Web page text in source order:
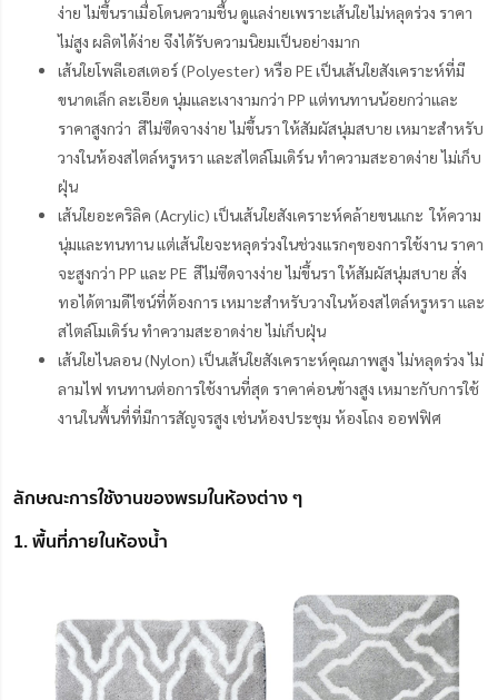
ง่าย ไม่ขึ้นราเมื่อโดนความชื้น ดูแลง่ายเพราะเส้นใยไม่หลุดร่วง ราคา
ไม่สูง ผลิตได้ง่าย จึงได้รับความนิยมเป็นอย่างมาก
เส้นใยโพลีเอสเตอร์ (Polyester) หรือ PE เป็นเส้นใยสังเคราะห์ที่มี
ขนาดเล็ก ละเอียด นุ่มและเงางามกว่า PP แต่ทนทานน้อยกว่าและ
ราคาสูงกว่า สีไม่ซีดจางง่าย ไม่ขึ้นรา ให้สัมผัสนุ่มสบาย เหมาะสำหรับ
วางในห้องสไตล์หรูหรา และสไตล์โมเดิร์น ทำความสะอาดง่าย ไม่เก็บ
ฝุ่น
เส้นใยอะคริลิค (Acrylic) เป็นเส้นใยสังเคราะห์คล้ายขนแกะ ให้ความ
นุ่มและทนทาน แต่เส้นใยจะหลุดร่วงในช่วงแรกๆของการใช้งาน ราคา
จะสูงกว่า PP และ PE สีไม่ซีดจางง่าย ไม่ขึ้นรา ให้สัมผัสนุ่มสบาย สั่ง
ทอได้ตามดีไซน์ที่ต้องการ เหมาะสำหรับวางในห้องสไตล์หรูหรา และ
สไตล์โมเดิร์น ทำความสะอาดง่าย ไม่เก็บฝุ่น
เส้นใยไนลอน (Nylon) เป็นเส้นใยสังเคราะห์คุณภาพสูง ไม่หลุดร่วง ไม่
ลามไฟ ทนทานต่อการใช้งานที่สุด ราคาค่อนข้างสูง เหมาะกับการใช้
งานในพื้นที่ที่มีการสัญจรสูง เช่นห้องประชุม ห้องโถง ออฟฟิศ
ลักษณะการใช้งานของพรมในห้องต่าง ๆ
1. พื้นที่ภายในห้องน้ำ